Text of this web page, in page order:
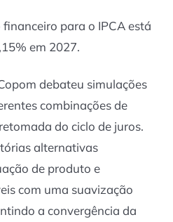
para o IPCA está
em 2027.
debateu simulações
combinações de
do ciclo de juros.
alternativas
de produto e
com uma suavização
a convergência da